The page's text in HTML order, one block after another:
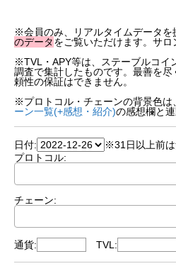
※会員のみ、リアルタイムデータを
のデータをご覧いただけます。サロ
※TVL・APY等は、ステーブルコイ
調査で集計したものです。最善を
頼性の保証はできません。
※プロトコル・チェーンの背景色は、
ーン一覧(+感想・紹介)の感想欄と連
日付:
※31日以上前
プロトコル:
チェーン:
通貨: TVL: